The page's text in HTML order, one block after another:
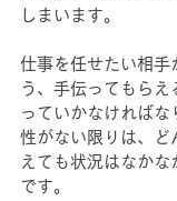
しまいます。
仕事を任せたい相手
う、手伝ってもら
っていかなければな
性がない限りは、ど
えても状況はなか
です。